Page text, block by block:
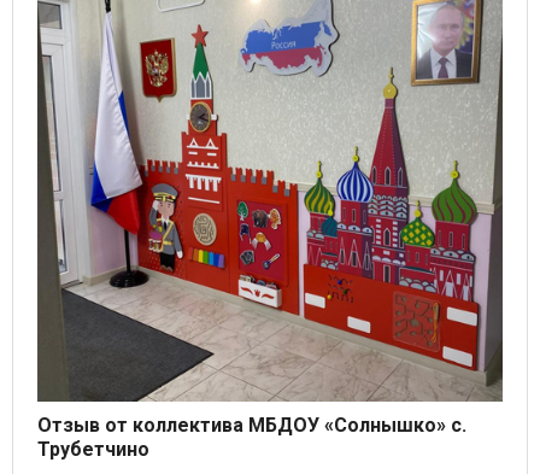
Отзыв от коллектива МБДОУ «Солнышко» с.
Трубетчино